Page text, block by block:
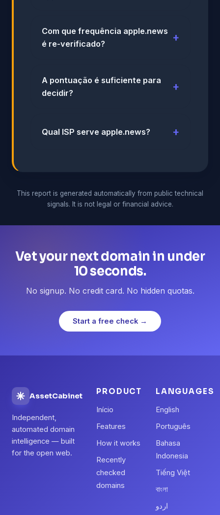
Com que frequência apple.news
é re-verificado?
A pontuação é suficiente para
decidir?
Qual ISP serve apple.news?
This report is generated automatically from public technical
signals. It is not legal or financial advice.
Vet your next domain in under
10 seconds.
No signup. No credit card. No hidden quotas.
Start a free check →
AssetCabinet
Independent,
automated domain
intelligence — built
for the open web.
PRODUCT
Início
Features
How it works
Recently
checked
domains
LANGUAGES
English
Português
Bahasa
Indonesia
Tiếng Việt
বাংলা
اردو